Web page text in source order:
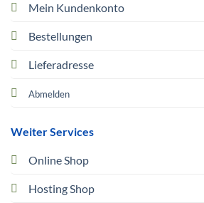
Mein Kundenkonto
Bestellungen
Lieferadresse
Abmelden
Weiter Services
Online Shop
Hosting Shop